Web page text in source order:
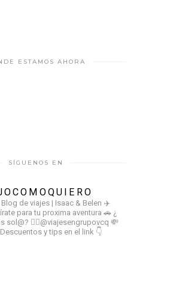
ESTAMOS AHORA
SÍGUENOS EN
de viajes | Isaac & Belen ✈️
para tu proxima aventura 🚗 ¿
sol@? 👉🏻@viajesengrupovcq 💸
Descuentos y tips en el link 👇